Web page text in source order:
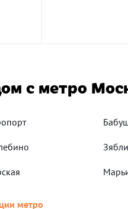
с метро
метро